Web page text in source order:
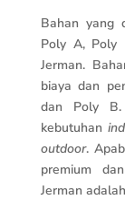
Bahan yang
Poly A, Poly
Jerman.
biaya dan
dan Poly B.
kebutuhan
outdoor.
premium
Jerman